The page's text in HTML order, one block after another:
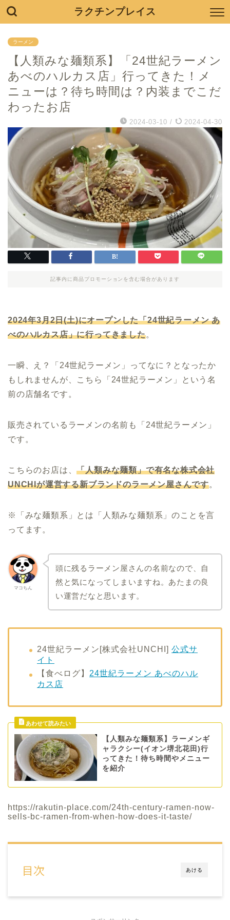
ラクチンプレイス
ラーメン
【人類みな麺類系】「24世紀ラーメン
あべのハルカス店」行ってきた！メ
ニューは？待ち時間は？内装までこだ
わったお店
2024-03-10 / 2024-04-30
記事内に商品プロモーションを含む場合があります
2024年3月2日(土)にオープンした「24世紀ラーメン あ
べのハルカス店」に行ってきました。
一瞬、え？「24世紀ラーメン」ってなに？となったか
もしれませんが、こちら「24世紀ラーメン」という名
前の店舗名です。
販売されているラーメンの名前も「24世紀ラーメン」
です。
こちらのお店は、「人類みな麺類」で有名な株式会社
UNCHIが運営する新ブランドのラーメン屋さんです。
※「みな麺類系」とは「人類みな麺類系」のことを言
ってます。
マコちん
頭に残るラーメン屋さんの名前なので、自
然と気になってしまいますね。あたまの良
い運営だなと思います。
24世紀ラーメン[株式会社UNCHI] 公式サ
イト
【食べログ】 24世紀ラーメン あべのハル
カス店
【人類みな麺類系】ラーメンギ
ャラクシー(イオン堺北花田)行
ってきた！待ち時間やメニュー
を紹介
https://rakutin-place.com/24th-century-ramen-now-
sells-bc-ramen-from-when-how-does-it-taste/
あける
目次